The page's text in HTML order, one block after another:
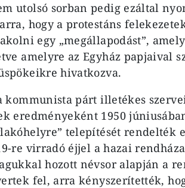
utolsó sorban pedig ezáltal
hogy a protestáns
egy „megállapodást”,
amelyre az Egyház papjaival
hivatkozva.
kommunista párt illetékes
eredményeként 1950
telepítését rendelték
re virradó éjjel a hazai
hozott névsor alapján a
fel, arra kényszerítették,